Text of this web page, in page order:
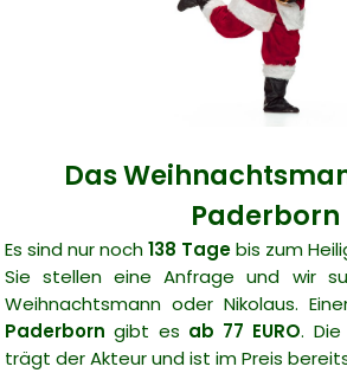
Das
Paderborn
Es sind nur noch138 Tagebis zum
Sie stellen eine Anfrage und wir
Weihnachtsmann oder Nikolaus.
Paderborngibt es ab 77 EURO.
trägt der Akteur und ist im Preis